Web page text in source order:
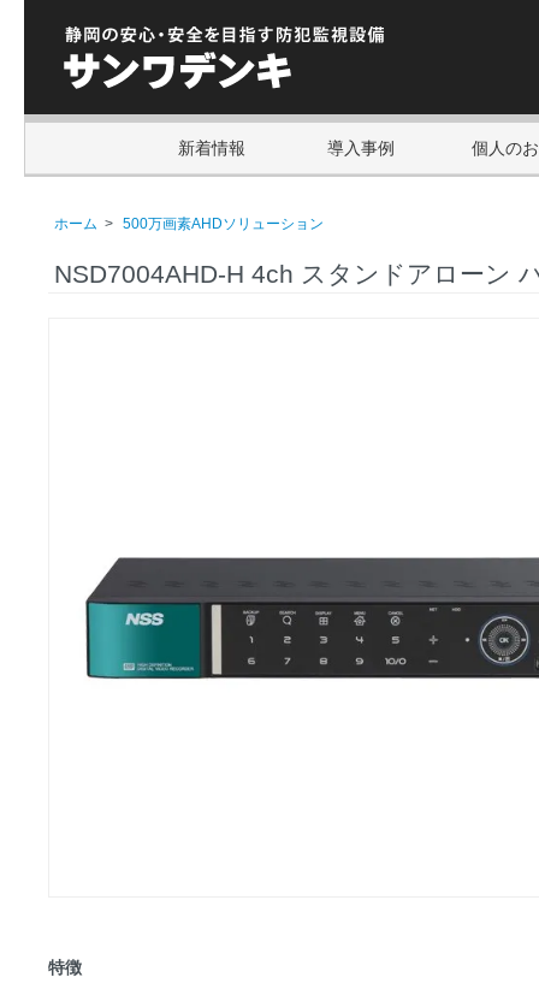
新着情報 導入事例 個人の
ホーム > 500万画素AHDソリューション
NSD7004AHD-H 4ch スタンドアローン
特徴